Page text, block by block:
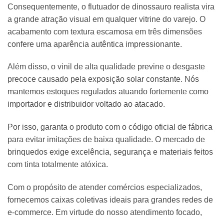
Consequentemente, o flutuador de dinossauro realista vira
a grande atração visual em qualquer vitrine do varejo. O
acabamento com textura escamosa em três dimensões
confere uma aparência autêntica impressionante.
Além disso, o vinil de alta qualidade previne o desgaste
precoce causado pela exposição solar constante. Nós
mantemos estoques regulados atuando fortemente como
importador e distribuidor voltado ao atacado.
Por isso, garanta o produto com o código oficial de fábrica
para evitar imitações de baixa qualidade. O mercado de
brinquedos exige excelência, segurança e materiais feitos
com tinta totalmente atóxica.
Com o propósito de atender comércios especializados,
fornecemos caixas coletivas ideais para grandes redes de
e-commerce. Em virtude do nosso atendimento focado,